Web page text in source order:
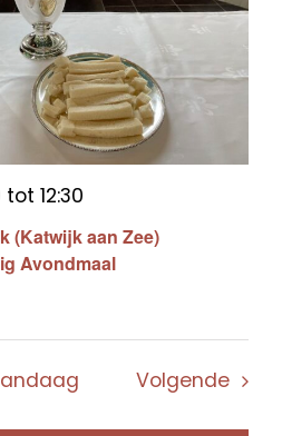
(Katwijk aan Zee)
Avondmaal
tot 12:30
Volgende